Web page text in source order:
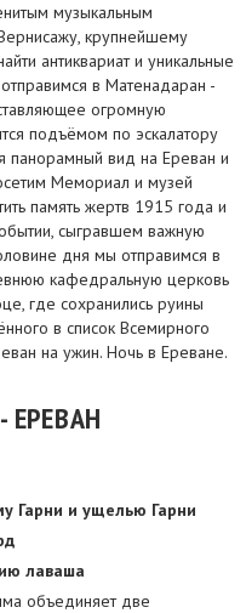
музыкальным
крупнейшему
антиквариат и уникальные
в Матенадаран -
огромную
подъёмом по эскалатору
панорамный вид на Ереван и
Мемориал и музей
память жертв 1915 года и
сыгравшем важную
дня мы отправимся в
кафедральную церковь
где сохранились руины
в список Всемирного
на ужин. Ночь в Ереване.
ЕРЕВАН
Гарни и ущелью Гарни
лаваша
объединяет две